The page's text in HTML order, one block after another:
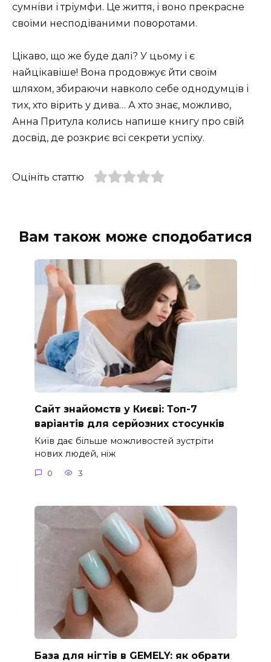
сумніви і тріумфи. Це життя, і воно прекрасне
своїми несподіваними поворотами.
Цікаво, що же буде далі? У цьому і є
найцікавіше! Вона продовжує йти своїм
шляхом, збираючи навколо себе однодумців і
тих, хто вірить у дива… А хто знає, можливо,
Анна Притула колись напише книгу про свій
досвід, де розкриє всі секрети успіху.
Оцініть статтю
Вам також може сподобатися
Сайт знайомств у Києві: Топ-7
варіантів для серйозних стосунків
Київ дає більше можливостей зустріти
нових людей, ніж
0 3
База для нігтів в GEMELY: як обрати